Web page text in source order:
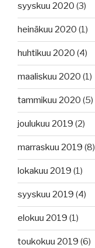
syyskuu 2020 (3)
heinäkuu 2020 (1)
huhtikuu 2020 (4)
maaliskuu 2020 (1)
tammikuu 2020 (5)
joulukuu 2019 (2)
marraskuu 2019 (8)
lokakuu 2019 (1)
syyskuu 2019 (4)
elokuu 2019 (1)
toukokuu 2019 (6)